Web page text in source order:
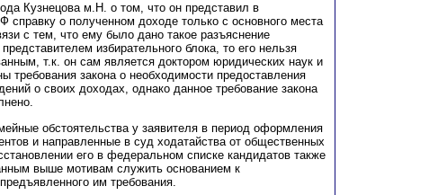
Кузнецова м.Н. о том, что он представил в
справку о полученном доходе только с основного места
с тем, что ему было дано такое разъяснение
избирательного блока, то его нельзя
т.к. он сам является доктором юридических наук и
требования закона о необходимости предоставления
о своих доходах, однако данное требование закона
обстоятельства у заявителя в период оформления
и направленные в суд ходатайства от общественных
его в федеральном списке кандидатов также
выше мотивам служить основанием к
им требования.